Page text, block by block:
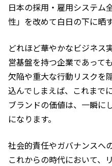
日本の採用・雇用システム
性」を改めて白日の下に晒
どれほど華やかなビジネス
営基盤を持つ企業であって
欠陥や重大な行動リスクを
込んでしまえば、これまで
ブランドの価値は、一瞬に
になります。
社会的責任やガバナンスへ
これからの時代において、